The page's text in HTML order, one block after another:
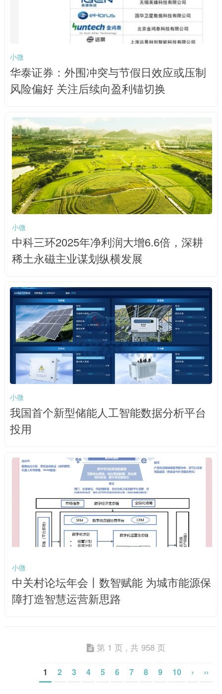
小微
华泰证券：外围冲突与节假日效应或压制
风险偏好 关注后续向盈利锚切换
小微
中科三环2025年净利润大增6.6倍，深耕
稀土永磁主业谋划纵横发展
小微
我国首个新型储能人工智能数据分析平台
投用
小微
中关村论坛年会丨数智赋能 为城市能源保
障打造智慧运营新思路
第 1 页 , 共 958 页
1 2 3 4 5 6 7 8 9 10 › ››